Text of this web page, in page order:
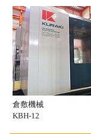
倉敷機械
KBH-12